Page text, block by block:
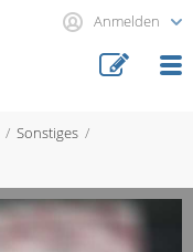
Anmelden
Sonstiges